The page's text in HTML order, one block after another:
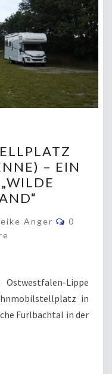
– EIN
Anger
0
Lippe
in
Furlbachtal in der